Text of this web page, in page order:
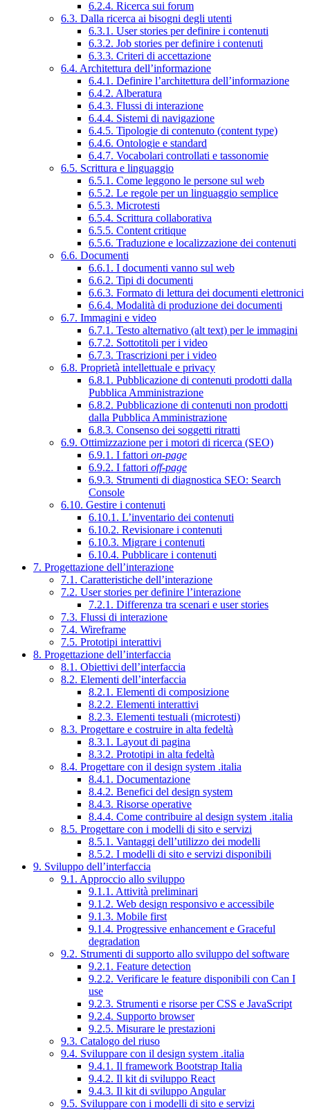
6.2.4. Ricerca sui forum
6.3. Dalla ricerca ai bisogni degli utenti
6.3.1. User stories per definire i contenuti
6.3.2. Job stories per definire i contenuti
6.3.3. Criteri di accettazione
6.4. Architettura dell’informazione
6.4.1. Definire l’architettura dell’informazione
6.4.2. Alberatura
6.4.3. Flussi di interazione
6.4.4. Sistemi di navigazione
6.4.5. Tipologie di contenuto (content type)
6.4.6. Ontologie e standard
6.4.7. Vocabolari controllati e tassonomie
6.5. Scrittura e linguaggio
6.5.1. Come leggono le persone sul web
6.5.2. Le regole per un linguaggio semplice
6.5.3. Microtesti
6.5.4. Scrittura collaborativa
6.5.5. Content critique
6.5.6. Traduzione e localizzazione dei contenuti
6.6. Documenti
6.6.1. I documenti vanno sul web
6.6.2. Tipi di documenti
6.6.3. Formato di lettura dei documenti elettronici
6.6.4. Modalità di produzione dei documenti
6.7. Immagini e video
6.7.1. Testo alternativo (alt text) per le immagini
6.7.2. Sottotitoli per i video
6.7.3. Trascrizioni per i video
6.8. Proprietà intellettuale e privacy
6.8.1. Pubblicazione di contenuti prodotti dalla
Pubblica Amministrazione
6.8.2. Pubblicazione di contenuti non prodotti
dalla Pubblica Amministrazione
6.8.3. Consenso dei soggetti ritratti
6.9. Ottimizzazione per i motori di ricerca (SEO)
6.9.1. I fattori on-page
6.9.2. I fattori off-page
6.9.3. Strumenti di diagnostica SEO: Search
Console
6.10. Gestire i contenuti
6.10.1. L’inventario dei contenuti
6.10.2. Revisionare i contenuti
6.10.3. Migrare i contenuti
6.10.4. Pubblicare i contenuti
7. Progettazione dell’interazione
7.1. Caratteristiche dell’interazione
7.2. User stories per definire l’interazione
7.2.1. Differenza tra scenari e user stories
7.3. Flussi di interazione
7.4. Wireframe
7.5. Prototipi interattivi
8. Progettazione dell’interfaccia
8.1. Obiettivi dell’interfaccia
8.2. Elementi dell’interfaccia
8.2.1. Elementi di composizione
8.2.2. Elementi interattivi
8.2.3. Elementi testuali (microtesti)
8.3. Progettare e costruire in alta fedeltà
8.3.1. Layout di pagina
8.3.2. Prototipi in alta fedeltà
8.4. Progettare con il design system .italia
8.4.1. Documentazione
8.4.2. Benefici del design system
8.4.3. Risorse operative
8.4.4. Come contribuire al design system .italia
8.5. Progettare con i modelli di sito e servizi
8.5.1. Vantaggi dell’utilizzo dei modelli
8.5.2. I modelli di sito e servizi disponibili
9. Sviluppo dell’interfaccia
9.1. Approccio allo sviluppo
9.1.1. Attività preliminari
9.1.2. Web design responsivo e accessibile
9.1.3. Mobile first
9.1.4. Progressive enhancement e Graceful
degradation
9.2. Strumenti di supporto allo sviluppo del software
9.2.1. Feature detection
9.2.2. Verificare le feature disponibili con Can I
use
9.2.3. Strumenti e risorse per CSS e JavaScript
9.2.4. Supporto browser
9.2.5. Misurare le prestazioni
9.3. Catalogo del riuso
9.4. Sviluppare con il design system .italia
9.4.1. Il framework Bootstrap Italia
9.4.2. Il kit di sviluppo React
9.4.3. Il kit di sviluppo Angular
9.5. Sviluppare con i modelli di sito e servizi